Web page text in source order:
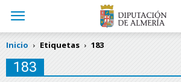
Inicio Etiquetas 183
183